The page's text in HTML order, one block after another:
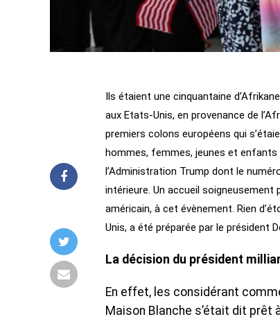
Ils étaient une cinquantaine
aux Etats-Unis, en provenance de
premiers colons européens qui
hommes, femmes, jeunes et
l’Administration Trump dont le
intérieure. Un accueil
américain, à cet évènement. Rien
Unis, a été préparée par le président
La décision du président
En effet, les considérant
Maison Blanche s’était dit